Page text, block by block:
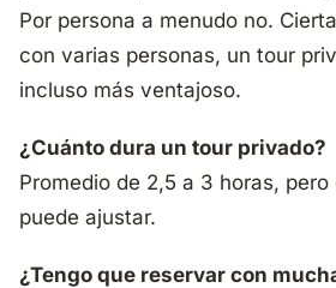
Por persona a menudo no.
con varias personas, un tour
incluso más ventajoso.
¿Cuánto dura un tour privado?
Promedio de 2,5 a 3 horas,
puede ajustar.
¿Tengo que reservar con